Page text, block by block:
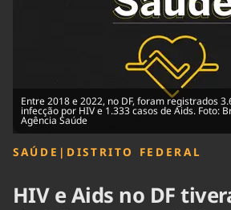
Educação
Infraestrutura
Internacional
Entre 2018 e 2022, no DF, foram registrados
infecção por HIV e 1.333 casos de Aids. Foto:
Agência Saúde
SAÚDE | DISTRITO FEDERAL
HIV e Aids no DF